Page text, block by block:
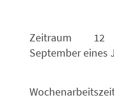
Zeitraum
September eines